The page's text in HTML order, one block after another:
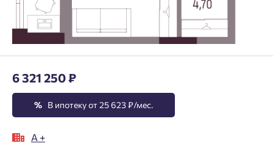
6 321 250 ₽
% В ипотеку от 25 623 ₽/мес.
А +